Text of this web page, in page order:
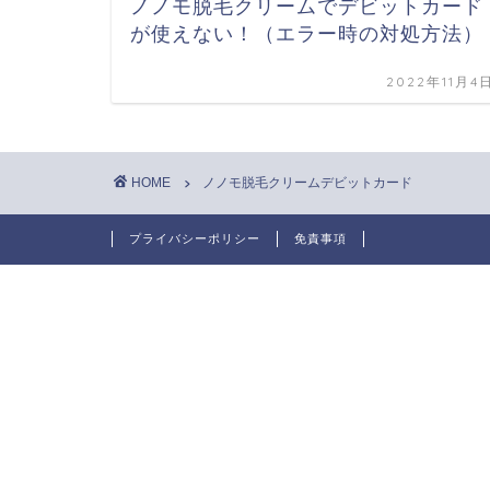
ノノモ脱毛クリームでデビットカード
が使えない！（エラー時の対処方法）
2022年11月4
HOME ノノモ脱毛クリームデビットカード
プライバシーポリシー 免責事項